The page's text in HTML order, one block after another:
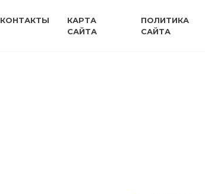
КОНТАКТЫ
КАРТА
САЙТА
ПОЛИТИКА
САЙТА